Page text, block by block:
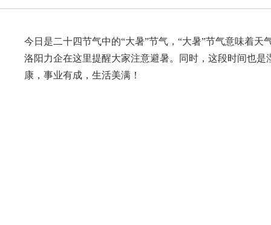
今日是二十四节气中的“大暑”节气，“大暑”节气意味着天
洛阳力企在这里提醒大家注意避暑。同时，这段时间也
康，事业有成，生活美满！